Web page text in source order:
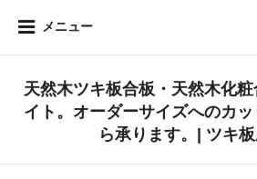
メニュー
天然木ツキ板合板・天然木化
イト。オーダーサイズへのカ
ら承ります。| ツキ